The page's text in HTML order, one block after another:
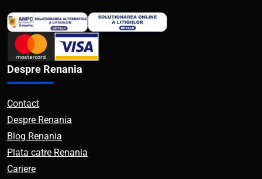
Despre Renania
Contact
Despre Renania
Blog Renania
Plata catre Renania
Cariere